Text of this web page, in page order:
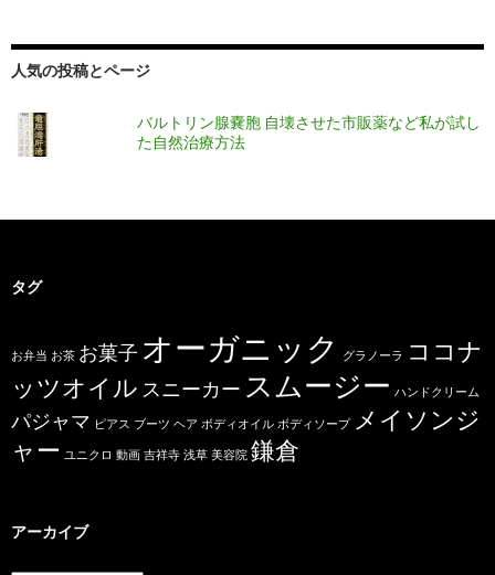
人気の投稿とページ
バルトリン腺嚢胞 自壊させた市販薬など私が試し
た自然治療方法
タグ
お弁当 お茶 お菓子 オーガニック グラノーラ
ココナ
ッツオイル スニーカー スムージー ハンドクリーム
パジャマ ピアス ブーツ ヘア ボディオイル ボディソープ
メイソンジ
ャー ユニクロ 動画 吉祥寺 浅草 美容院 鎌倉
アーカイブ